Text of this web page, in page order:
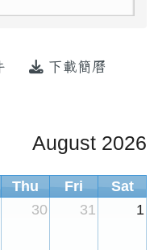
全【主題海報】及
學生遭受菸品、電
落實無菸校園政
四法宣導影片
制分類(3大類：資
下載簡曆
August 2026
Thu Fri
Sat
30 31 1